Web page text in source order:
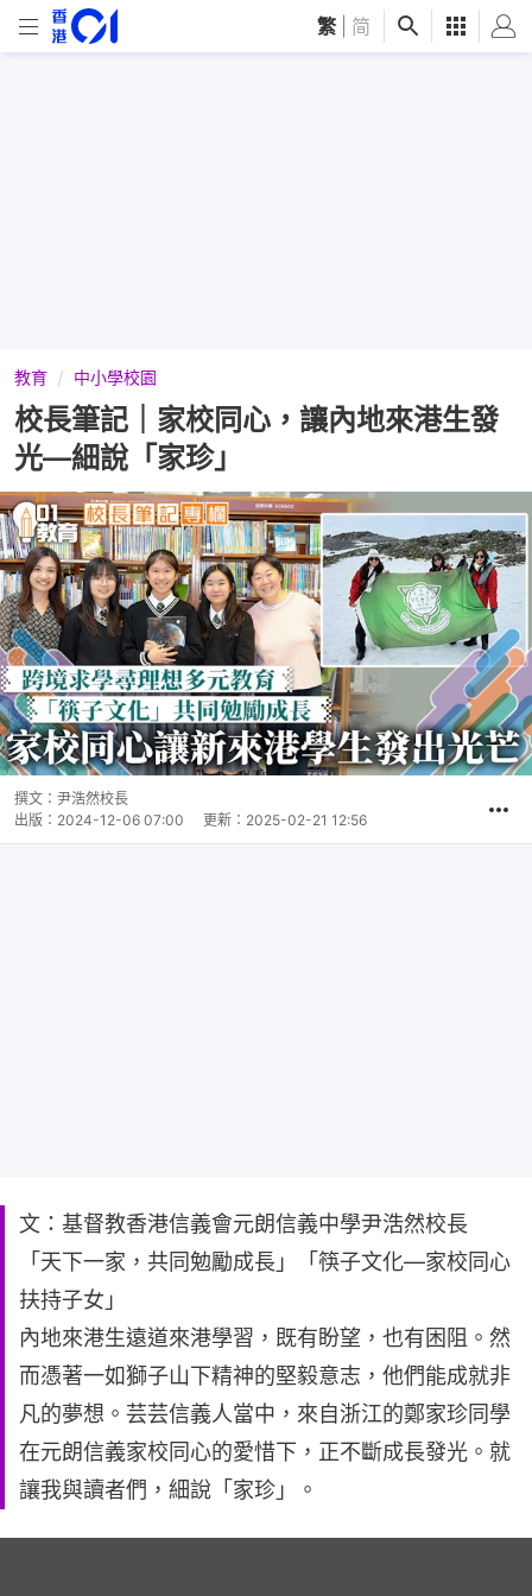
繁 简
教育 中小學校園
校長筆記｜家校同心，讓內地來港生發
光—細說「家珍」
撰文： 尹浩然校長
出版： 2024-12-06 07:00 更新： 2025-02-21 12:56
文：基督教香港信義會元朗信義中學尹浩然校長
「天下一家，共同勉勵成長」「筷子文化—家校同心
扶持子女」
內地來港生遠道來港學習，既有盼望，也有困阻。然
而憑著一如獅子山下精神的堅毅意志，他們能成就非
凡的夢想。芸芸信義人當中，來自浙江的鄭家珍同學
在元朗信義家校同心的愛惜下，正不斷成長發光。就
讓我與讀者們，細說「家珍」。